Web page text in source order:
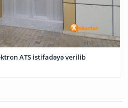
ATS istifadəyə verilib